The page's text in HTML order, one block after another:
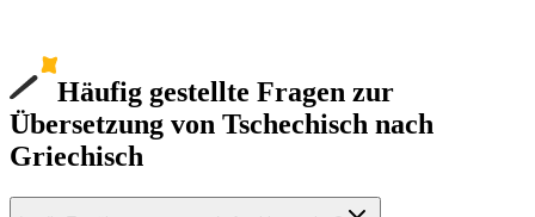
Häufig gestellte Fragen zur
Übersetzung von Tschechisch nach
Griechisch